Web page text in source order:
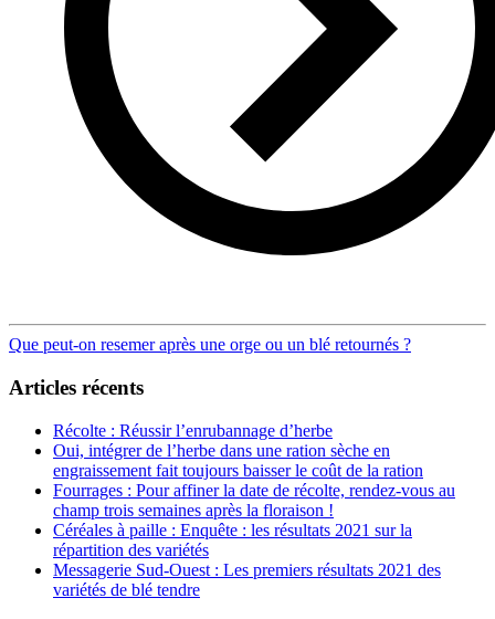
Post
navigation
Que peut-on resemer après une orge ou un blé retournés ?
Articles récents
Récolte : Réussir l’enrubannage d’herbe
Oui, intégrer de l’herbe dans une ration sèche en
engraissement fait toujours baisser le coût de la ration
Fourrages : Pour affiner la date de récolte, rendez-vous au
champ trois semaines après la floraison !
Céréales à paille : Enquête : les résultats 2021 sur la
répartition des variétés
Messagerie Sud-Ouest : Les premiers résultats 2021 des
variétés de blé tendre